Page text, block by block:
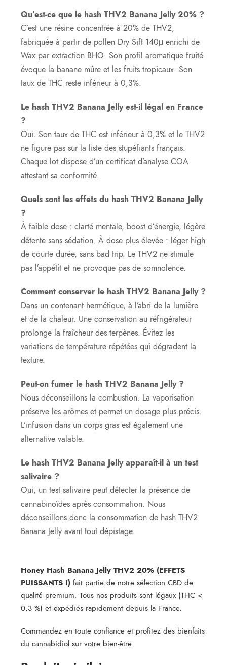
Qu’est-ce que le hash THV2 Banana Jelly 20% ?
C’est une résine concentrée à 20% de THV2,
fabriquée à partir de pollen Dry Sift 140μ enrichi de
Wax par extraction BHO. Son profil aromatique fruité
évoque la banane mûre et les fruits tropicaux. Son
taux de THC reste inférieur à 0,3%.
Le hash THV2 Banana Jelly est-il légal en France
?
Oui. Son taux de THC est inférieur à 0,3% et le THV2
ne figure pas sur la liste des stupéfiants français.
Chaque lot dispose d’un certificat d’analyse COA
attestant sa conformité.
Quels sont les effets du hash THV2 Banana Jelly
?
À faible dose : clarté mentale, boost d’énergie, légère
détente sans sédation. À dose plus élevée : léger high
de courte durée, sans bad trip. Le THV2 ne stimule
pas l’appétit et ne provoque pas de somnolence.
Comment conserver le hash THV2 Banana Jelly ?
Dans un contenant hermétique, à l’abri de la lumière
et de la chaleur. Une conservation au réfrigérateur
prolonge la fraîcheur des terpènes. Évitez les
variations de température répétées qui dégradent la
texture.
Peut-on fumer le hash THV2 Banana Jelly ?
Nous déconseillons la combustion. La vaporisation
préserve les arômes et permet un dosage plus précis.
L’infusion dans un corps gras est également une
alternative valable.
Le hash THV2 Banana Jelly apparaît-il à un test
salivaire ?
Oui, un test salivaire peut détecter la présence de
cannabinoïdes après consommation. Nous
déconseillons donc la consommation de hash THV2
Banana Jelly avant tout dépistage.
Honey Hash Banana Jelly THV2 20% (EFFETS
PUISSANTS !) fait partie de notre sélection CBD de
qualité premium. Tous nos produits sont légaux (THC <
0,3 %) et expédiés rapidement depuis la France.
Commandez en toute confiance et profitez des bienfaits
du cannabidiol sur votre bien-être.